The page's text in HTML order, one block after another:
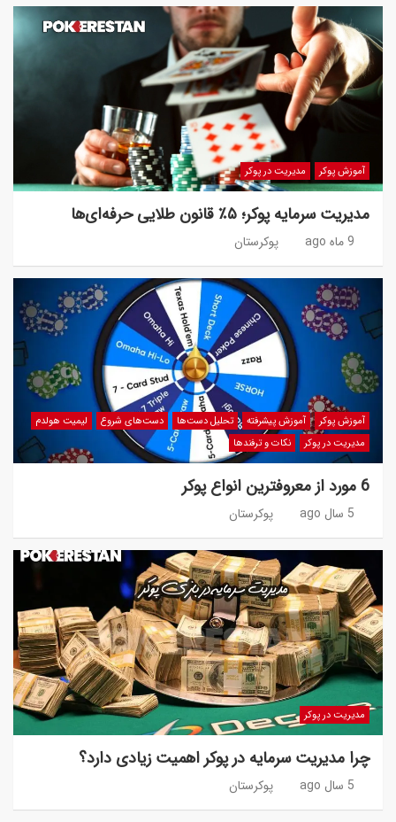
آموزش پوکر مدیریت در پوکر
مدیریت سرمایه پوکر؛ ۵٪ قانون طلایی حرفه‌ای‌ها
9 ماه ago پوکرستان
آموزش پوکر آموزش پیشرفته تحلیل دست‌ها دست‌های شروع
لیمیت هولدم
مدیریت در پوکر
نکات و ترفندها
6 مورد از معروفترین انواع پوکر
5 سال ago پوکرستان
مدیریت در پوکر
چرا مدیریت سرمایه در پوکر اهمیت زیادی دارد؟
5 سال ago پوکرستان